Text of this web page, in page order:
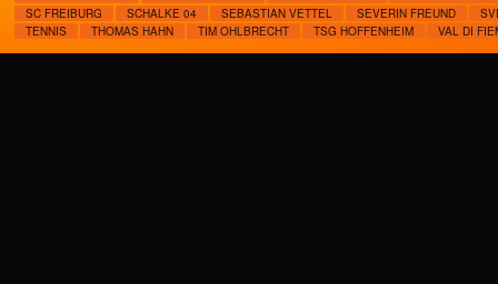
SC FREIBURG
SCHALKE 04 SEBASTIAN VETTEL SEVERIN FREUND
TENNIS
THOMAS HAHN TIM OHLBRECHT TSG HOFFENHEIM VAL DI